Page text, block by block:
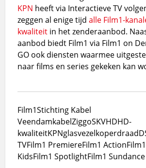
KPN heeft via Interactieve TV
zeggen al enige tijdalle Film1-
kwaliteit in het zenderaanbod.
aanbod biedt Film1 via Film1 on
GO ook diensten waarmee
naar films en series gekeken kan
Film1Stichting Kabel
VeendamkabelZiggoSKVHDHD-
kwaliteitKPNglasvezelkoperdraad
TVFilm1 PremiereFilm1 Action
KidsFilm1 SpotlightFilm1 Sundance